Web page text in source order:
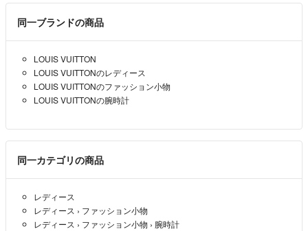
❤シミや傷等、細かく記載を心掛けていますが見落としがあるかもしれ
♥マイルールはありません。
コメント逃げ禁止、プロフ必読などの自己ルールは作っていません。
ラクマの利用規約が全てです。
❤購入申請をかけているもの以外は、先に購入された方へお譲りしま
す。
❤️指定の発送方法がある場合は事前にお知らせください。
購入後に発送を指示された場合、値差や梱包材の用意の都合でお受け出
来ないことがあります。
同一ブランドの商品
LOUIS VUITTON
LOUIS VUITTONのレディース
LOUIS VUITTONのファッション小物
LOUIS VUITTONの腕時計
同一カテゴリの商品
レディース
レディース › ファッション小物
レディース › ファッション小物 › 腕時計